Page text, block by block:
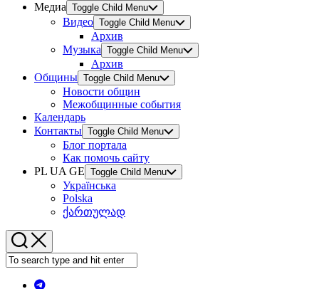
Медиа Toggle Child Menu
Видео Toggle Child Menu
Архив
Музыка Toggle Child Menu
Архив
Общины Toggle Child Menu
Новости общин
Межобщинные события
Календарь
Контакты Toggle Child Menu
Блог портала
Как помочь сайту
PL UA GE Toggle Child Menu
Українська
Polska
ქართულად